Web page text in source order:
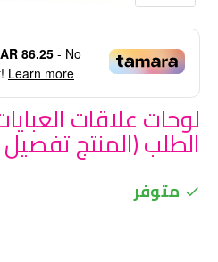
86.25- No
Learn more
لوحات علاقات
الطلب (المنتج
متوفر